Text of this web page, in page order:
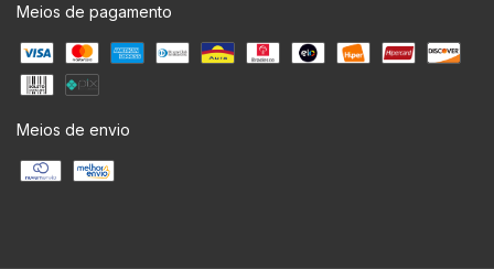
Meios de pagamento
Meios de envio